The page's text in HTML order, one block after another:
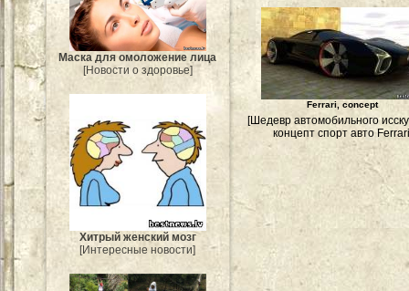
Маска для омоложение лица
[Новости о здоровье]
Хитрый женский мозг
[Интересные новости]
Ferrari, concept
[Шедевр автомобильного
концепт спорт авто